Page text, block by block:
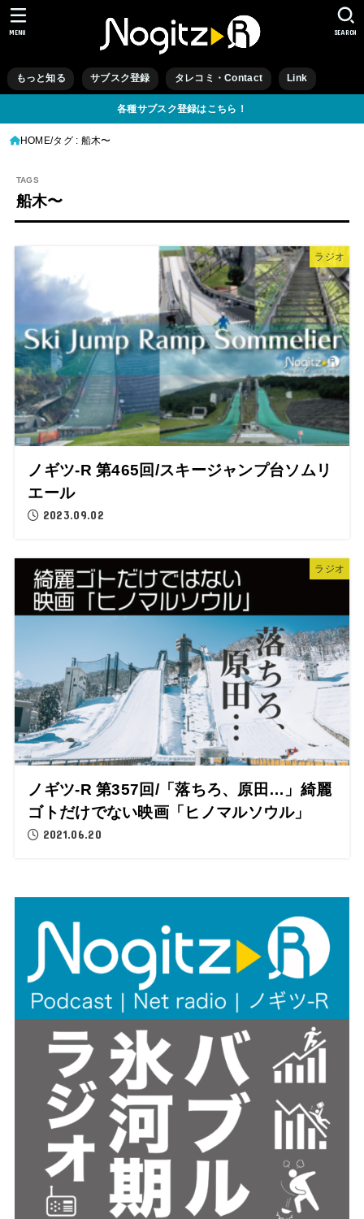
もっと知る サブスク登録 タレコミ・Contact Link
SEARCH
MENU
各種サブスク登録はこちら！
HOME タグ : 船木〜
船木〜
ラジオ
ノギツ-R 第465回/スキージャンプ台ソムリ
エール
2023.09.02
ラジオ
ノギツ-R 第357回/「落ちろ、原田…」綺麗
ゴトだけでない映画「ヒノマルソウル」
2021.06.20